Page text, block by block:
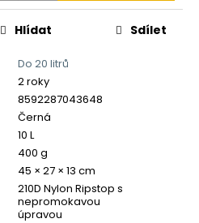
Do 20 litrů
2 roky
8592287043648
Černá
10 L
400 g
45 × 27 × 13 cm
210D Nylon Ripstop s
nepromokavou
úpravou
Hlídat Sdílet